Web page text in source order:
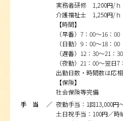
実務者研修 1,200円/ｈ
介護福祉士 1,250円/ｈ
【時間】
（早番）7：00～16：00
（日勤）9：00～18：00
（遅番）12：30～21：30
（夜勤）21：00～翌日7
出勤日数・時間数は応
【保険】
社会保険等完備
手 当 ／ 夜勤手当：1回13,000円
土日祝手当：100円／時